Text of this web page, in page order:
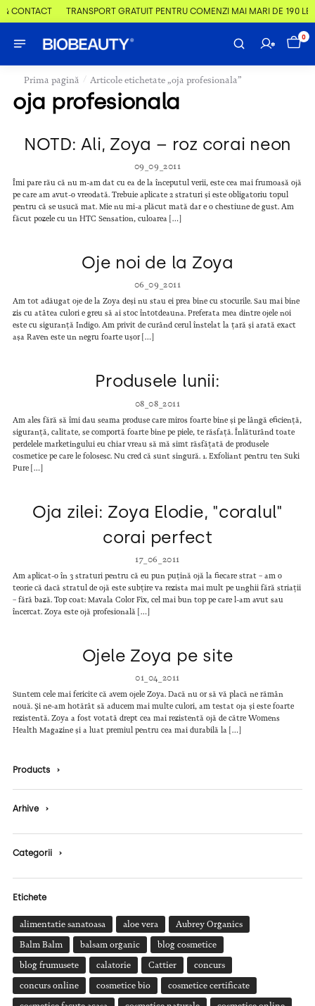
CONTACT TRANSPORT GRATUIT PENTRU COMENZI MAI MARI DE 190 LEI
0
Prima pagină / Articole etichetate „oja profesionala”
oja profesionala
NOTD: Ali, Zoya – roz corai neon
09_09_2011
Îmi pare rău că nu m-am dat cu ea de la începutul verii, este cea mai frumoasă ojă
pe care am avut-o vreodată. Trebuie aplicate 2 straturi și este obligatoriu topul
pentru că se usucă mat. Mie nu mi-a plăcut mată dar e o chestiune de gust. Am
făcut pozele cu un HTC Sensation, culoarea […]
Oje noi de la Zoya
06_09_2011
Am tot adăugat oje de la Zoya deși nu stau ei prea bine cu stocurile. Sau mai bine
zis cu atâtea culori e greu să ai stoc întotdeauna. Preferata mea dintre ojele noi
este cu siguranță Indigo. Am privit de curând cerul înstelat la țară și arată exact
așa Raven este un negru foarte ușor […]
Produsele lunii:
08_08_2011
Am ales fără să îmi dau seama produse care miros foarte bine și pe lângă eficiență,
siguranță, calitate, se comportă foarte bine pe piele, te răsfață. Înlăturând toate
perdelele marketingului eu chiar vreau să mă simt răsfățată de produsele
cosmetice pe care le folosesc. Nu cred că sunt singură. 1. Exfoliant pentru ten Suki
Pure […]
Oja zilei: Zoya Elodie, "coralul"
corai perfect
17_06_2011
Am aplicat-o în 3 straturi pentru că eu pun puțină ojă la fiecare strat – am o
teorie că dacă stratul de ojă este subțire va rezista mai mult pe unghii fără striații
– fără bază. Top coat: Mavala Color Fix, cel mai bun top pe care l-am avut sau
încercat. Zoya este ojă profesională […]
Ojele Zoya pe site
01_04_2011
Suntem cele mai fericite că avem ojele Zoya. Dacă nu or să vă placă ne rămân
nouă. Și ne-am hotărât să aducem mai multe culori, am testat oja și este foarte
rezistentă. Zoya a fost votată drept cea mai rezistentă ojă de către Womens
Health Magazine și a luat premiul pentru cea mai durabilă la […]
Products ›
Arhive ›
Categorii ›
Etichete
alimentatie sanatoasa aloe vera Aubrey Organics
Balm Balm balsam organic blog cosmetice
blog frumusete calatorie Cattier concurs
concurs online cosmetice bio cosmetice certificate